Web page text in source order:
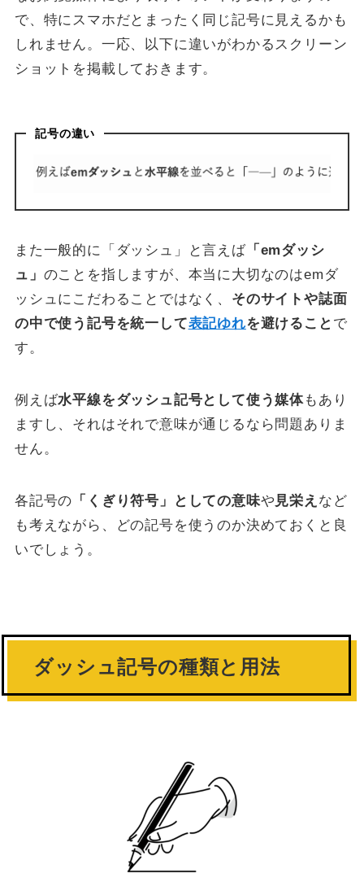
で、特にスマホだとまったく同じ記号に見えるかも
しれません。一応、以下に違いがわかるスクリーン
ショットを掲載しておきます。
記号の違い
また一般的に「ダッシュ」と言えば「emダッシ
ュ」 のことを指しますが、本当に大切なのはemダ
ッシュにこだわることではなく、 そのサイトや誌面
の中で使う記号を統一して表記ゆれを避けること で
す。
例えば水平線をダッシュ記号として使う媒体もあり
ますし、それはそれで意味が通じるなら問題ありま
せん。
各記号の 「くぎり符号」としての意味や 見栄え など
も考えながら、どの記号を使うのか決めておくと良
いでしょう。
ダッシュ記号の種類と用法